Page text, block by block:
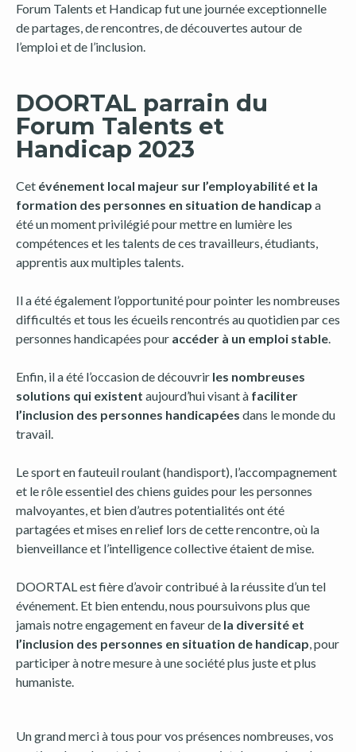
Forum Talents et Handicap fut une journée exceptionnelle
de partages, de rencontres, de découvertes autour de
l’emploi et de l’inclusion.
DOORTAL parrain du
Forum Talents et
Handicap 2023
Cet événement local majeur sur l’employabilité et la
formation des personnes en situation de handicap a
été un moment privilégié pour mettre en lumière les
compétences et les talents de ces travailleurs, étudiants,
apprentis aux multiples talents.
Il a été également l’opportunité pour pointer les nombreuses
difficultés et tous les écueils rencontrés au quotidien par ces
personnes handicapées pour accéder à un emploi stable.
Enfin, il a été l’occasion de découvrir les nombreuses
solutions qui existent aujourd’hui visant à faciliter
l’inclusion des personnes handicapées dans le monde du
travail.
Le sport en fauteuil roulant (handisport), l’accompagnement
et le rôle essentiel des chiens guides pour les personnes
malvoyantes, et bien d’autres potentialités ont été
partagées et mises en relief lors de cette rencontre, où la
bienveillance et l’intelligence collective étaient de mise.
DOORTAL est fière d’avoir contribué à la réussite d’un tel
événement. Et bien entendu, nous poursuivons plus que
jamais notre engagement en faveur de la diversité et
l’inclusion des personnes en situation de handicap, pour
participer à notre mesure à une société plus juste et plus
humaniste.
Un grand merci à tous pour vos présences nombreuses, vos